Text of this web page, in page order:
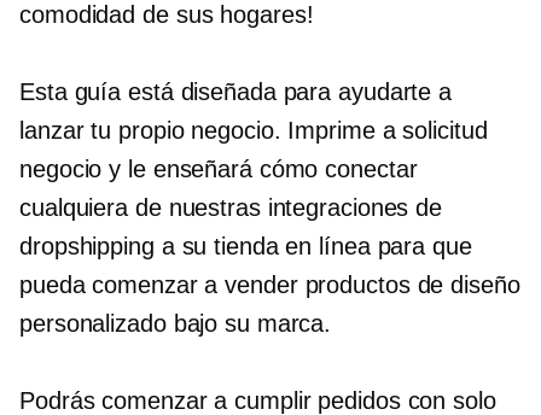
comodidad de sus hogares!
Esta guía está diseñada para ayudarte a
lanzar tu propio negocio. Imprime a solicitud
negocio y le enseñará cómo conectar
cualquiera de nuestras integraciones de
dropshipping a su tienda en línea para que
pueda comenzar a vender productos de diseño
personalizado bajo su marca.
Podrás comenzar a cumplir pedidos con solo